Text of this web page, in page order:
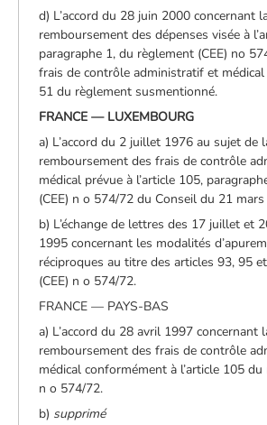
d) L’accord du 28 juin 2000 concernant
remboursement des dépenses visée à
paragraphe 1, du règlement (CEE) no
frais de contrôle administratif et médical
51 du règlement susmentionné.
FRANCE — LUXEMBOURG
a) L’accord du 2 juillet 1976 au sujet de
remboursement des frais de contrôle
médical prévue à l’article 105,
(CEE) n o 574/72 du Conseil du 21
b) L’échange de lettres des 17 juillet et
1995 concernant les modalités
réciproques au titre des articles 93, 95
(CEE) n o 574/72.
FRANCE — PAYS-BAS
a) L’accord du 28 avril 1997 concernant
remboursement des frais de contrôle
médical conformément à l’article 105 du
n o 574/72.
b) supprimé